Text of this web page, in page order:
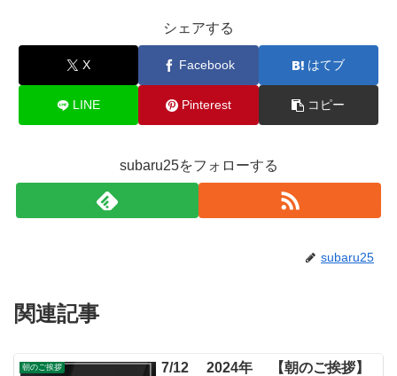
シェアする
X Facebook はてブ
LINE Pinterest コピー
subaru25をフォローする
subaru25
関連記事
朝のご挨拶 7/12 2024年 【朝のご挨拶】